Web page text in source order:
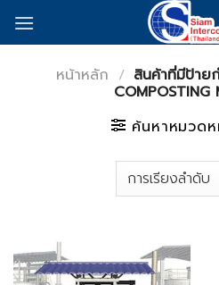
หน้าหลัก / สินค้าที่มีป้าย
COMPOSTING
ค้นหาหมวด